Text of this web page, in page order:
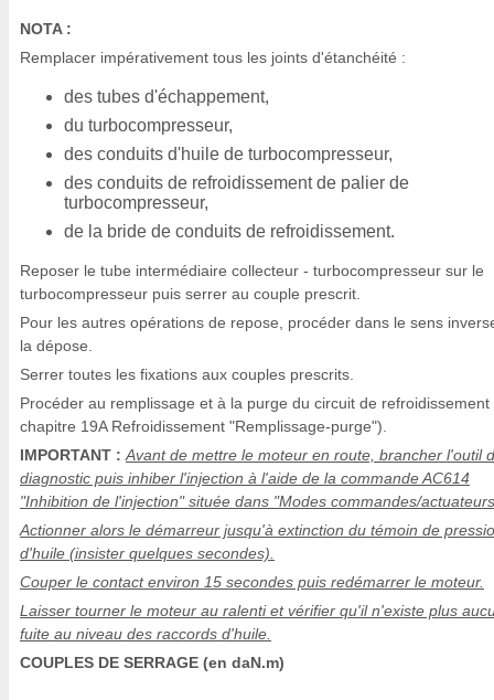
NOTA :
Remplacer impérativement tous les joints d'étanchéité :
des tubes d'échappement,
du turbocompresseur,
des conduits d'huile de turbocompresseur,
des conduits de refroidissement de palier de
turbocompresseur,
de la bride de conduits de refroidissement.
Reposer le tube intermédiaire collecteur - turbocompresseur sur le
turbocompresseur puis serrer au couple prescrit.
Pour les autres opérations de repose, procéder dans le sens
la dépose.
Serrer toutes les fixations aux couples prescrits.
Procéder au remplissage et à la purge du circuit de refroidissement
chapitre 19A Refroidissement "Remplissage-purge").
IMPORTANT : Avant de mettre le moteur en route, brancher l'outil
diagnostic puis inhiber l'injection à l'aide de la commande AC614
"Inhibition de l'injection" située dans "Modes commandes/
Actionner alors le démarreur jusqu'à extinction du témoin de
d'huile (insister quelques secondes).
Couper le contact environ 15 secondes puis redémarrer le moteur.
Laisser tourner le moteur au ralenti et vérifier qu'il n'existe plus
fuite au niveau des raccords d'huile.
COUPLES DE SERRAGE (en daN.m)